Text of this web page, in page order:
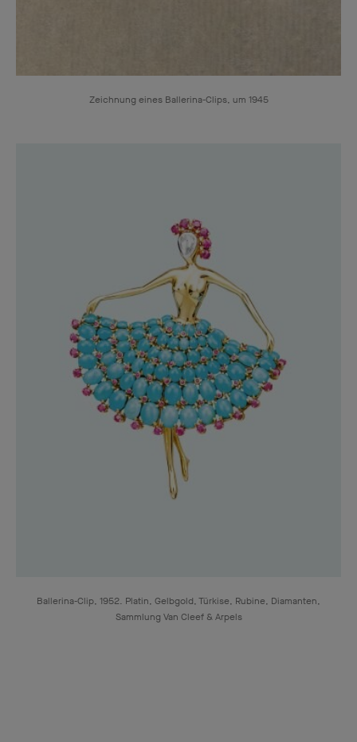
Zeichnung eines Ballerina-Clips, um 1945
Ballerina-Clip, 1952. Platin, Gelbgold, Türkise, Rubine, Diamanten,
Sammlung Van Cleef & Arpels